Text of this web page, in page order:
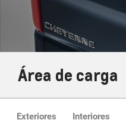
Área de carga
Exteriores Interiores